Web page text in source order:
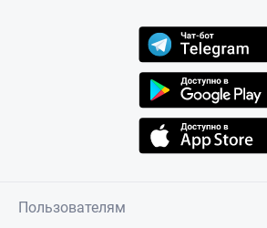
Пользователям